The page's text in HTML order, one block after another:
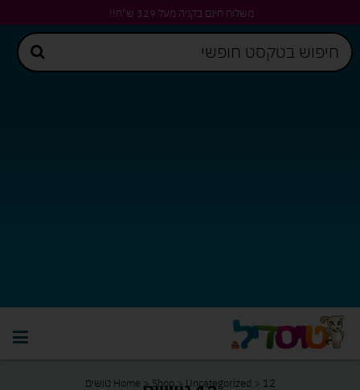
משלוח חינם בקניה מעל 329 ש"ח!!
Home >Shop>Uncategorized > 12 טושים